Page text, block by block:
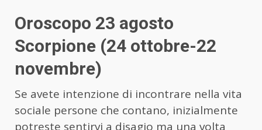
Oroscopo 23 agosto
Scorpione (24 ottobre-22
novembre)
Se avete intenzione di incontrare nella vita
sociale persone che contano, inizialmente
potreste sentirvi a disagio ma una volta